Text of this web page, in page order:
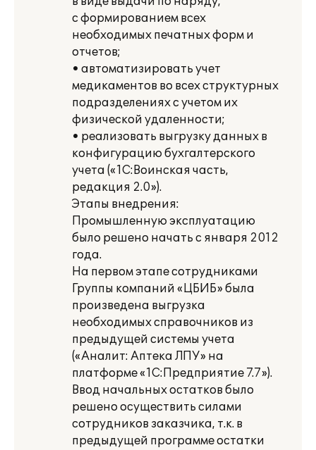
с формированием всех
необходимых печатных форм и
отчетов;
• автоматизировать учет
медикаментов во всех структурных
подразделениях с учетом их
физической удаленности;
• реализовать выгрузку данных в
конфигурацию бухгалтерского
учета («1С:Воинская часть,
редакция 2.0»).
Этапы внедрения:
Промышленную эксплуатацию
было решено начать с января 2012
года.
На первом этапе сотрудниками
Группы компаний «ЦБИБ» была
произведена выгрузка
необходимых справочников из
предыдущей системы учета
(«Аналит: Аптека ЛПУ» на
платформе «1С:Предприятие 7.7»).
Ввод начальных остатков было
решено осуществить силами
сотрудников заказчика, т.к. в
предыдущей программе остатки